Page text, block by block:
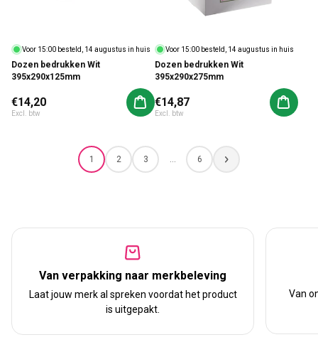
Voor 15:00 besteld, 14 augustus in huis
Dozen bedrukken Wit
395x290x125mm
Normale prijs
€14,20
Excl. btw
Aan winkelwagen toevoegen
Voor 15:00 besteld, 14 augustus in huis
Dozen bedrukken Wit
395x290x275mm
Normale prijs
€14,87
Excl. btw
Aan
1 2 3 … 6
Van verpakking naar merkbeleving
Laat jouw merk al spreken voordat het product
is uitgepakt.
Van